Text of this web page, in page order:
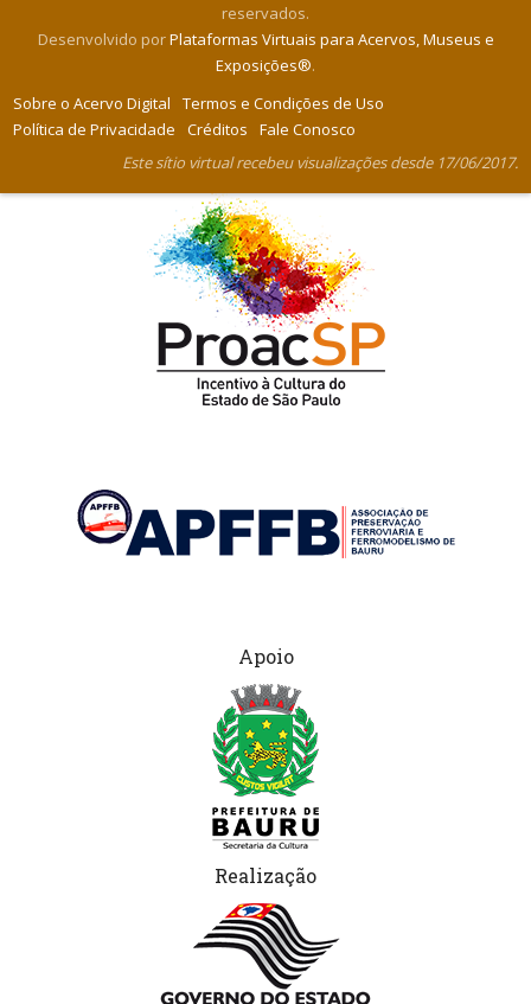
reservados.
Desenvolvido porPlataformas Virtuais para Acervos, Museus e
Exposições®.
Sobre o Acervo Digital
Termos e Condições de Uso
Política de Privacidade
Créditos
Fale Conosco
Este sítio virtual recebeu visualizações desde 17/06/2017.
Apoio
Realização